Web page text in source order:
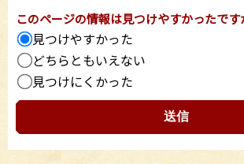
このページの情報は見つけやすかったです
見つけやすかった
どちらともいえない
見つけにくかった